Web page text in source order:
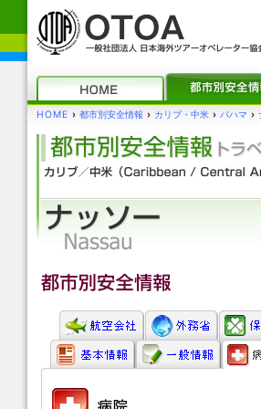
HOME › 都市別安全情報 › カリブ・中米 › バハマ ›